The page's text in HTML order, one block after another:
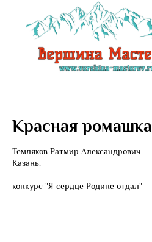
Красная ромашка
Темляков Ратмир Александрович
Казань.
конкурс "Я сердце Родине отдал"